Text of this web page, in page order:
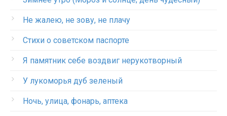
Не жалею, не зову, не плачу
Стихи о советском паспорте
Я памятник себе воздвиг нерукотворный
У лукоморья дуб зеленый
Ночь, улица, фонарь, аптека